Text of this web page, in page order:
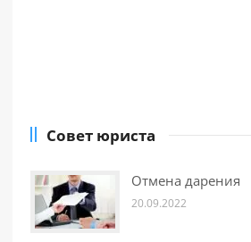
Совет юриста
Отмена дарения
20.09.2022